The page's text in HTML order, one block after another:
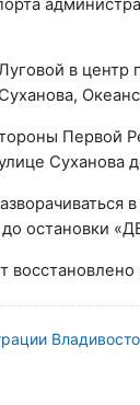
в центр
Первой
остановки